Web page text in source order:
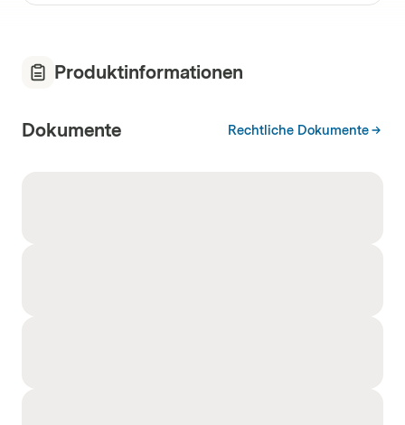
Produktinformationen
Dokumente Rechtliche Dokumente